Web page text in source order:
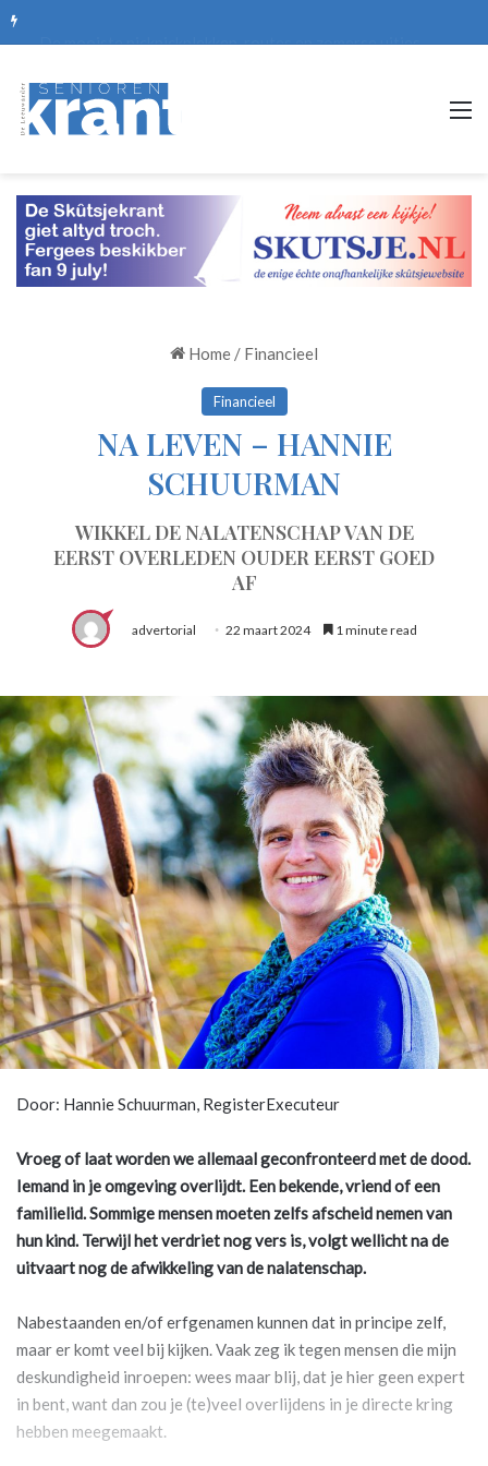
Home / Financieel
Financieel
NA LEVEN – HANNIE
SCHUURMAN
WIKKEL DE NALATENSCHAP VAN DE
EERST OVERLEDEN OUDER EERST GOED
AF
advertorial 22 maart 2024 1 minute read
Door: Hannie Schuurman, RegisterExecuteur
Vroeg of laat worden we allemaal geconfronteerd met de dood.
Iemand in je omgeving overlijdt. Een bekende, vriend of een
familielid. Sommige mensen moeten zelfs afscheid nemen van
hun kind. Terwijl het verdriet nog vers is, volgt wellicht na de
uitvaart nog de afwikkeling van de nalatenschap.
Nabestaanden en/of erfgenamen kunnen dat in principe zelf,
maar er komt veel bij kijken. Vaak zeg ik tegen mensen die mijn
deskundigheid inroepen: wees maar blij, dat je hier geen expert
in bent, want dan zou je (te)veel overlijdens in je directe kring
hebben meegemaakt.